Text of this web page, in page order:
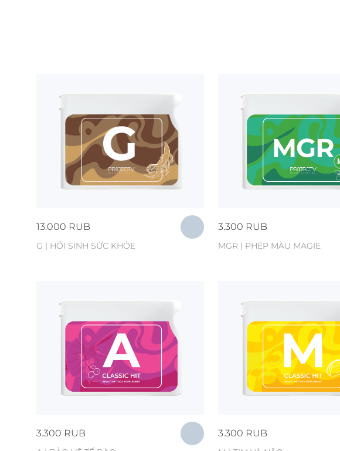
13.000 RUB
G | HỒI SINH SỨC KHỎE
3.300 RUB
MGR | PHÉP MÀU MAGIE
3.300 RUB 3.300 RUB